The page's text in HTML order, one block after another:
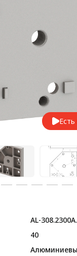
мебель
назначения
профиль
AL-
40